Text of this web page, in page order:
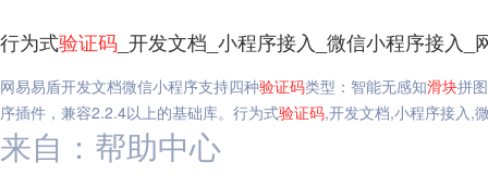
行为式验证码 _开发文档_小程序接入_微信小程序接入_
网易易盾开发文档微信小程序支持四种验证码类型：智能无感知滑块拼
序插件，兼容2.2.4以上的基础库。行为式验证码,开发文档,小程序接入,
来自：帮助中心